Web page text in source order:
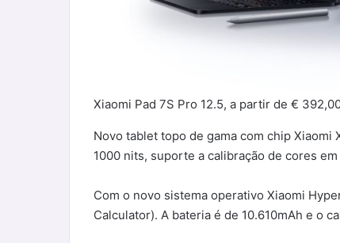
Xiaomi Pad 7S Pro 12.5, a partir de €
Novo tablet topo de gama com chip Xiaomi
1000 nits, suporte a calibração de cores
Com o novo sistema operativo Xiaomi
Calculator). A bateria é de 10.610mAh e o